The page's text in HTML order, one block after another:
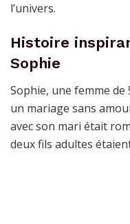
l’univers.
Histoire
Sophie
Sophie, une femme de
un mariage sans
avec son mari était
deux fils adultes